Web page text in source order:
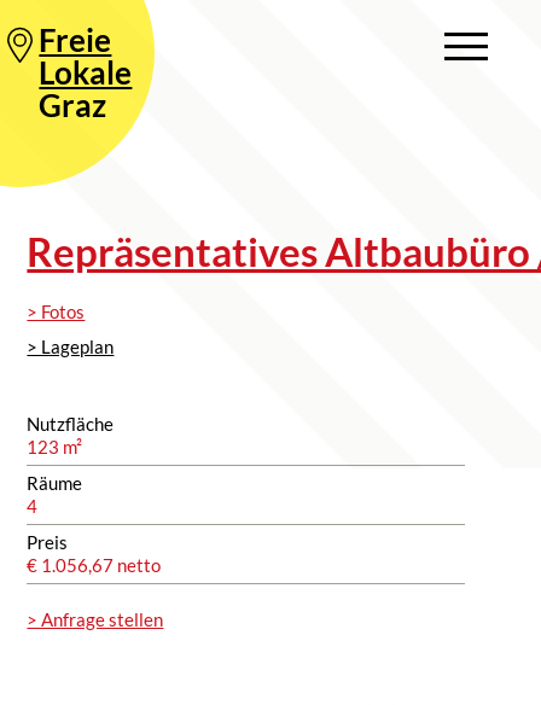
Freie
Lokale
Graz
Repräsentatives
> Fotos
> Lageplan
Nutzfläche
123 m²
Räume
4
Preis
€ 1.056,67 netto
> Anfrage stellen